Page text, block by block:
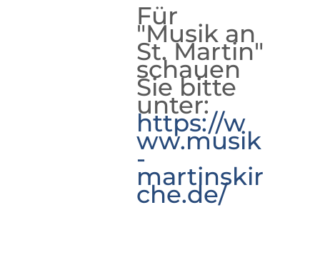
Für
"Musik an
St. Martin"
schauen
Sie bitte
unter:
https://w
ww.musik
-
martinskir
che.de/